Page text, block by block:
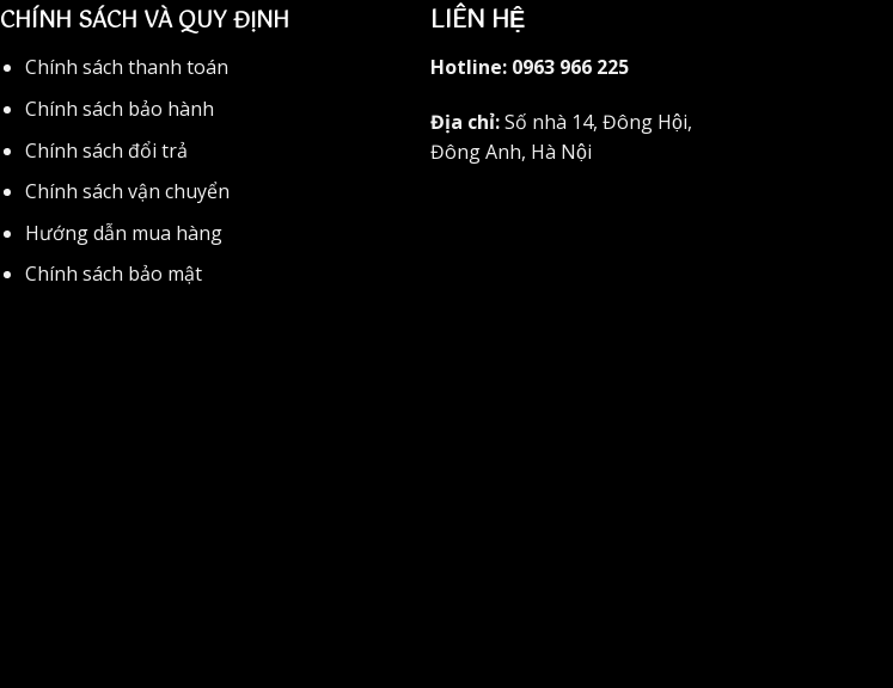
CHÍNH SÁCH VÀ QUY ĐỊNH
Chính sách thanh toán
Chính sách bảo hành
Chính sách đổi trả
Chính sách vận chuyển
Hướng dẫn mua hàng
Chính sách bảo mật
LIÊN HỆ
Hotline: 0963 966 225
Địa chỉ:Số nhà 14, Đông Hội,
Đông Anh, Hà Nội